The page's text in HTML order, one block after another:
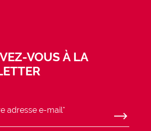
VOUS À LA